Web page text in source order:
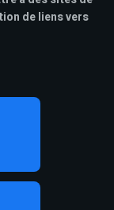
de liens vers